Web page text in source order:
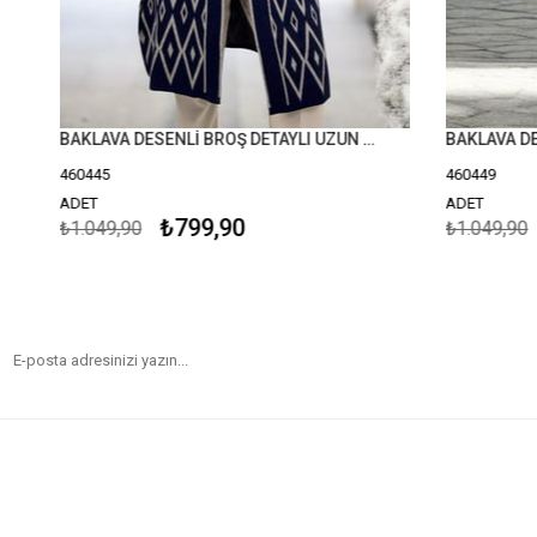
BAKLAVA DESENLİ BROŞ DETAYLI UZUN KOLLU ŞAL YAKA BÜYÜK BEDEN TRİKO HIRKA
460445
ADET
₺799,90
₺1.049,90
460449
ADET
₺1.049,90